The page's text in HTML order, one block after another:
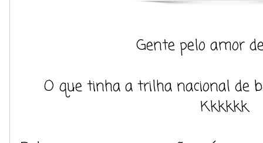
Gente pelo amor
O que tinha a trilha nacional de
Kkkkkk.